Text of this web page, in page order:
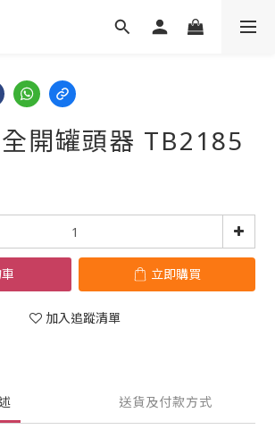
開罐頭器 TB2185
立即購買
加入追蹤清單
送貨及付款方式